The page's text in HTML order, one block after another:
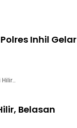
Inhil Gelar
Belasan